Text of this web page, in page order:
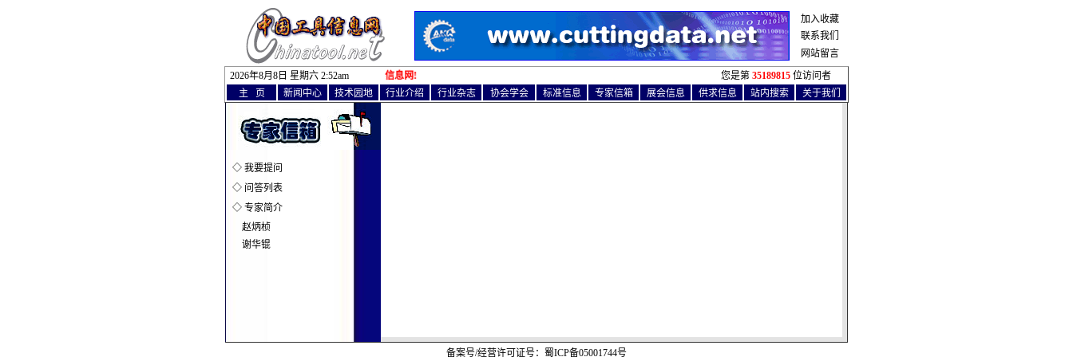
加入收藏
联系我们
网站留言
2026年8月8日 星期六 2:52am
欢迎访问中国工具信息网! 您是第 35189815 位访问者
主 页
新闻中心 技术园地 行业介绍 行业杂志 协会学会 标准信息 专家信箱 展会信息 供求信息 站内搜索 关于我们
◇ 我要提问
◇ 问答列表
◇ 专家简介
赵炳桢
谢华锟
备案号/经营许可证号： 蜀ICP备05001744号